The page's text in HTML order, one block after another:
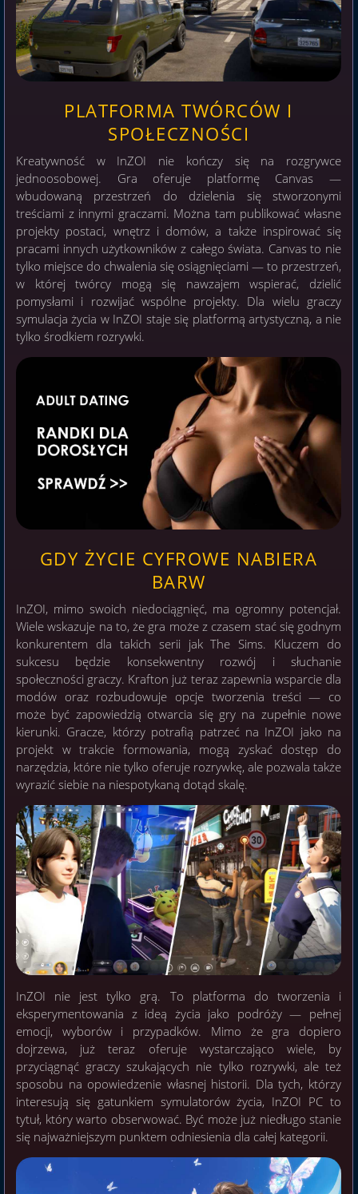
PLATFORMA TWÓRCÓW I
SPOŁECZNOŚCI
Kreatywność w InZOI nie kończy się na rozgrywce
jednoosobowej. Gra oferuje platformę Canvas —
wbudowaną przestrzeń do dzielenia się stworzonymi
treściami z innymi graczami. Można tam publikować własne
projekty postaci, wnętrz i domów, a także inspirować się
pracami innych użytkowników z całego świata. Canvas to nie
tylko miejsce do chwalenia się osiągnięciami — to przestrzeń,
w której twórcy mogą się nawzajem wspierać, dzielić
pomysłami i rozwijać wspólne projekty. Dla wielu graczy
symulacja życia w InZOI staje się platformą artystyczną, a nie
tylko środkiem rozrywki.
GDY ŻYCIE CYFROWE NABIERA
BARW
InZOI, mimo swoich niedociągnięć, ma ogromny potencjał.
Wiele wskazuje na to, że gra może z czasem stać się godnym
konkurentem dla takich serii jak The Sims. Kluczem do
sukcesu będzie konsekwentny rozwój i słuchanie
społeczności graczy. Krafton już teraz zapewnia wsparcie dla
modów oraz rozbudowuje opcje tworzenia treści — co
może być zapowiedzią otwarcia się gry na zupełnie nowe
kierunki. Gracze, którzy potrafią patrzeć na InZOI jako na
projekt w trakcie formowania, mogą zyskać dostęp do
narzędzia, które nie tylko oferuje rozrywkę, ale pozwala także
wyrazić siebie na niespotykaną dotąd skalę.
InZOI nie jest tylko grą. To platforma do tworzenia i
eksperymentowania z ideą życia jako podróży — pełnej
emocji, wyborów i przypadków. Mimo że gra dopiero
dojrzewa, już teraz oferuje wystarczająco wiele, by
przyciągnąć graczy szukających nie tylko rozrywki, ale też
sposobu na opowiedzenie własnej historii. Dla tych, którzy
interesują się gatunkiem symulatorów życia, InZOI PC to
tytuł, który warto obserwować. Być może już niedługo stanie
się najważniejszym punktem odniesienia dla całej kategorii.